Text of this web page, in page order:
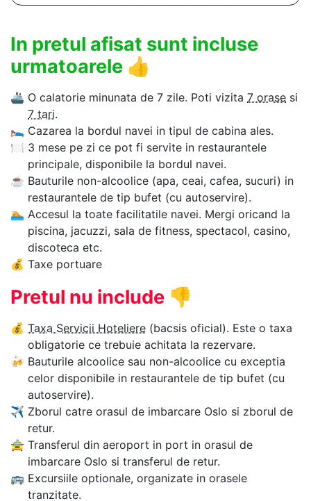
In pretul afisat sunt incluse
urmatoarele 👍
🚢 O calatorie minunata de 7 zile. Poti vizita 7 orase si
7 tari.
🛌 Cazarea la bordul navei in tipul de cabina ales.
🍽 3 mese pe zi ce pot fi servite in restaurantele
principale, disponibile la bordul navei.
☕ Bauturile non-alcoolice (apa, ceai, cafea, sucuri) in
restaurantele de tip bufet (cu autoservire).
🏊‍ Accesul la toate facilitatile navei. Mergi oricand la
piscina, jacuzzi, sala de fitness, spectacol, casino,
discoteca etc.
💰 Taxe portuare
Pretul nu include 👎
💰 Taxa Servicii Hoteliere (bacsis oficial). Este o taxa
obligatorie ce trebuie achitata la rezervare.
🍻 Bauturile alcoolice sau non-alcoolice cu exceptia
celor disponibile in restaurantele de tip bufet (cu
autoservire).
✈ Zborul catre orasul de imbarcare Oslo si zborul de
retur.
🚖 Transferul din aeroport in port in orasul de
imbarcare Oslo si transferul de retur.
🚌 Excursiile optionale, organizate in orasele
tranzitate.